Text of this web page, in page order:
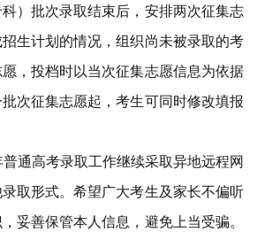
）批次录取结束后，安排两次征集志
生计划的情况，组织尚未被录取的考
，投档时以当次征集志愿信息为依据
次征集志愿起，考生可同时修改填报
通高考录取工作继续采取异地远程网
取形式。希望广大考生及家长不偏听
妥善保管本人信息，避免上当受骗。